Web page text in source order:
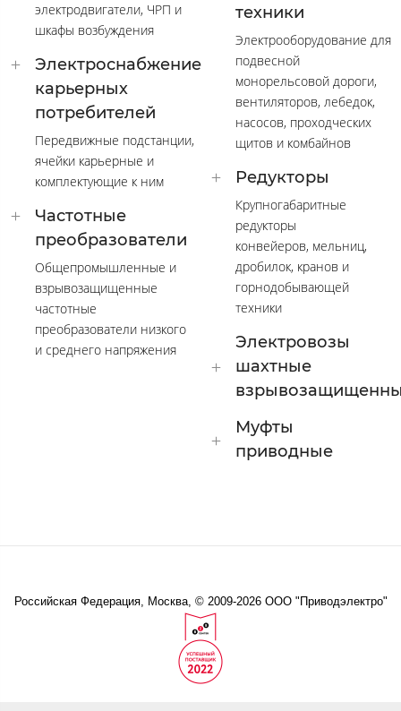
электродвигатели, ЧРП и
шкафы возбуждения
Электроснабжение
карьерных
потребителей
Передвижные подстанции,
ячейки карьерные и
комплектующие к ним
Частотные
преобразователи
Общепромышленные и
взрывозащищенные
частотные
преобразователи низкого
и среднего напряжения
техники
Электрооборудование для
подвесной
монорельсовой дороги,
вентиляторов, лебедок,
насосов, проходческих
щитов и комбайнов
Редукторы
Крупногабаритные
редукторы
конвейеров, мельниц,
дробилок, кранов и
горнодобывающей
техники
Электровозы
шахтные
Муфты
приводные
Российская Федерация, Москва, © 2009-2026 ООО "Приводэлектро"